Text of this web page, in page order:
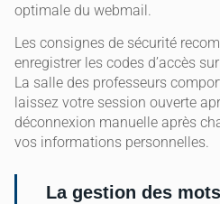
optimale du webmail.
Les consignes de sécurité
enregistrer les codes d’accès
La salle des professeurs
laissez votre session ouverte
déconnexion manuelle après
vos informations personnelles.
La gestion des